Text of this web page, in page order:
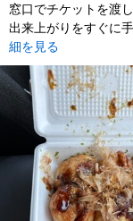
窓口でチケットを渡し
出来上がりをすぐに
細を見る